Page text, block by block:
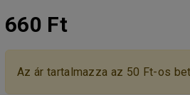
660 Ft
Az ár tartalmazza az 50 Ft-os